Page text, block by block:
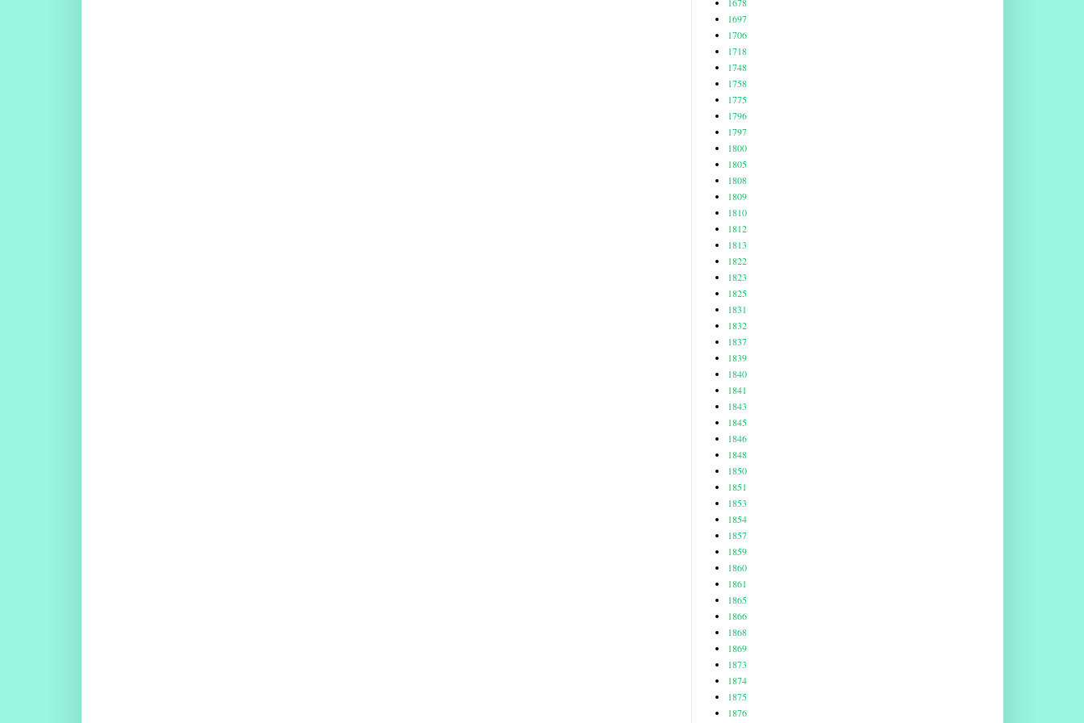
1697
1706
1718
1748
1758
1775
1796
1797
1800
1805
1808
1809
1810
1812
1813
1822
1823
1825
1831
1832
1837
1839
1840
1841
1843
1845
1846
1848
1850
1851
1853
1854
1857
1859
1860
1861
1865
1866
1868
1869
1873
1874
1875
1876